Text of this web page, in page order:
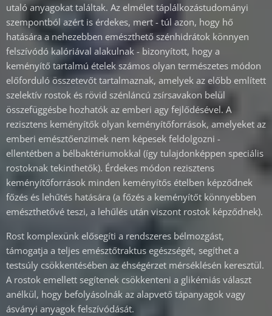
utaló anyagokat találtak. Az elmélet táplálkozástudományi
szempontból azért is érdekes, mert - túl azon, hogy hő
hatására a nehezebben emészthető szénhidrátok könnyen
felszívódó kalóriával alakulnak - bizonyított, hogy a
keményítő tartalmú ételek számos olyan természetes módon
előforduló összetevőt tartalmaznak, amelyek az előbb említett
szelektív rostok és rövid szénláncú zsírsavakon belül
összefüggésbe hozhatók az emberi agy fejlődésével. A
rezisztens keményítők olyan keményítőforrások, amelyeket az
emberi emésztőenzimek nem képesek feldolgozni -
ellentétben a bélbaktériumokkal (így tulajdonképpen speciális
rostoknak tekinthetők). Érdekes módon rezisztens
keményítőforrások minden keményítős ételben képződnek
főzés és lehűtés hatására (a főzés a keményítőt könnyebben
emészthetővé teszi, a lehűlés után viszont rostok képződnek).
Rost komplexünk elősegíti a rendszeres bélmozgást,
támogatja a teljes emésztőtraktus egészségét, segíthet a
testsúly csökkentésében az éhségérzet mérséklésén keresztül.
A rostok emellett segítenek csökkenteni a glikémiás választ
anélkül, hogy befolyásolnák az alapvető tápanyagok vagy
ásványi anyagok felszívódását.